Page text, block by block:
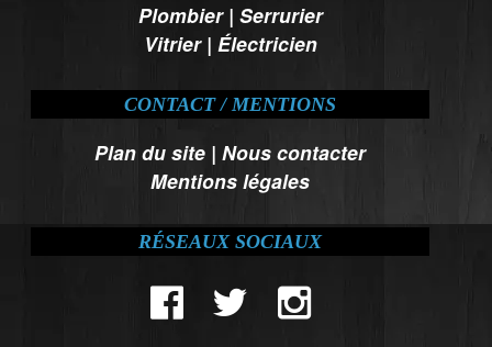
Plombier| Serrurier
Vitrier| Électricien
CONTACT / MENTIONS
Plan du site |Nous contacter
Mentions légales
RÉSEAUX SOCIAUX